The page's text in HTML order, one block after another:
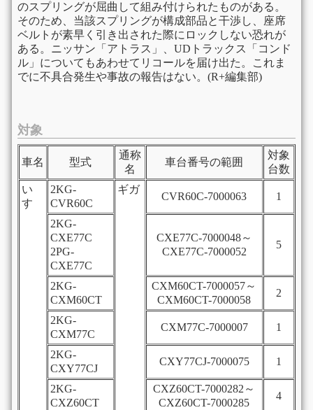
のスプリングが屈曲して組み付けられたものがある。
そのため、当該スプリングが構成部品と干渉し、座席
ベルトが素早く引き出された際にロックしない恐れが
ある。ニッサン「アトラス」、UDトラックス「コンド
ル」についてもあわせてリコールを届け出た。これま
でに不具合発生や事故の報告はない。(R+編集部)
対象
車名 型式
通称
名
車台番号の範囲
対象
台数
い
すゞ
2KG-
CVR60C
ギガ
CVR60C-7000063 1
2KG-
CXE77C
2PG-
CXE77C
CXE77C-7000048～
CXE77C-7000052
5
2KG-
CXM60CT
CXM60CT-7000057～
CXM60CT-7000058
2
2KG-
CXM77C
CXM77C-7000007 1
2KG-
CXY77CJ
CXY77CJ-7000075 1
2KG-
CXZ60CT
CXZ60CT-7000282～
CXZ60CT-7000285
4